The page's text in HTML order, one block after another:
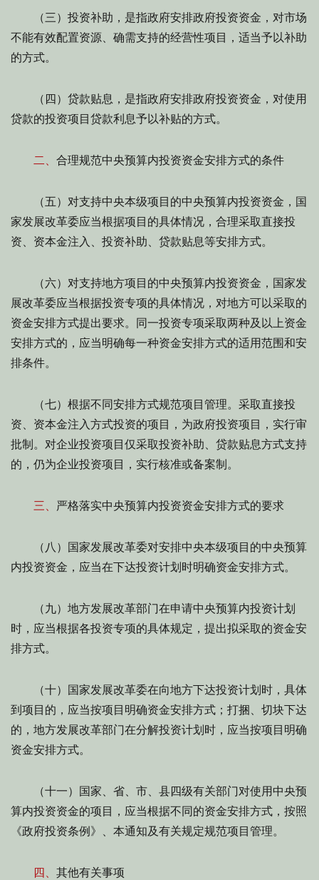
（三）投资补助，是指政府安排政府投资资金，对市场
不能有效配置资源、确需支持的经营性项目，适当予以补助
的方式。
（四）贷款贴息，是指政府安排政府投资资金，对使用
贷款的投资项目贷款利息予以补贴的方式。
二、 合理规范中央预算内投资资金安排方式的条件
（五）对支持中央本级项目的中央预算内投资资金，国
家发展改革委应当根据项目的具体情况，合理采取直接投
资、资本金注入、投资补助、贷款贴息等安排方式。
（六）对支持地方项目的中央预算内投资资金，国家发
展改革委应当根据投资专项的具体情况，对地方可以采取的
资金安排方式提出要求。同一投资专项采取两种及以上资金
安排方式的，应当明确每一种资金安排方式的适用范围和安
排条件。
（七）根据不同安排方式规范项目管理。采取直接投
资、资本金注入方式投资的项目，为政府投资项目，实行审
批制。对企业投资项目仅采取投资补助、贷款贴息方式支持
的，仍为企业投资项目，实行核准或备案制。
三、 严格落实中央预算内投资资金安排方式的要求
（八）国家发展改革委对安排中央本级项目的中央预算
内投资资金，应当在下达投资计划时明确资金安排方式。
（九）地方发展改革部门在申请中央预算内投资计划
时，应当根据各投资专项的具体规定，提出拟采取的资金安
排方式。
（十）国家发展改革委在向地方下达投资计划时，具体
到项目的，应当按项目明确资金安排方式；打捆、切块下达
的，地方发展改革部门在分解投资计划时，应当按项目明确
资金安排方式。
（十一）国家、省、市、县四级有关部门对使用中央预
算内投资资金的项目，应当根据不同的资金安排方式，按照
《政府投资条例》、本通知及有关规定规范项目管理。
四、 其他有关事项